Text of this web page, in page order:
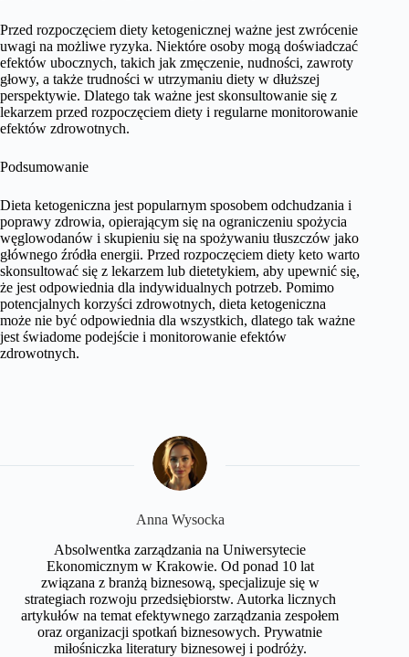
Przed rozpoczęciem diety ketogenicznej ważne jest zwrócenie
uwagi na możliwe ryzyka. Niektóre osoby mogą doświadczać
efektów ubocznych, takich jak zmęczenie, nudności, zawroty
głowy, a także trudności w utrzymaniu diety w dłuższej
perspektywie. Dlatego tak ważne jest skonsultowanie się z
lekarzem przed rozpoczęciem diety i regularne monitorowanie
efektów zdrowotnych.
Podsumowanie
Dieta ketogeniczna jest popularnym sposobem odchudzania i
poprawy zdrowia, opierającym się na ograniczeniu spożycia
węglowodanów i skupieniu się na spożywaniu tłuszczów jako
głównego źródła energii. Przed rozpoczęciem diety keto warto
skonsultować się z lekarzem lub dietetykiem, aby upewnić się,
że jest odpowiednia dla indywidualnych potrzeb. Pomimo
potencjalnych korzyści zdrowotnych, dieta ketogeniczna
może nie być odpowiednia dla wszystkich, dlatego tak ważne
jest świadome podejście i monitorowanie efektów
zdrowotnych.
Anna Wysocka
Absolwentka zarządzania na Uniwersytecie
Ekonomicznym w Krakowie. Od ponad 10 lat
związana z branżą biznesową, specjalizuje się w
strategiach rozwoju przedsiębiorstw. Autorka licznych
artykułów na temat efektywnego zarządzania zespołem
oraz organizacji spotkań biznesowych. Prywatnie
miłośniczka literatury biznesowej i podróży.